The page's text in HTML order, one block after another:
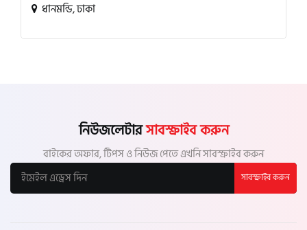
ধানমন্ডি, ঢাকা
নিউজলেটারসাবস্ক্রাইব করুন
বাইকের অফার, টিপস ও নিউজ পেতে এখনি সাবস্ক্রাইব করুন
সাবস্ক্রাইব করুন